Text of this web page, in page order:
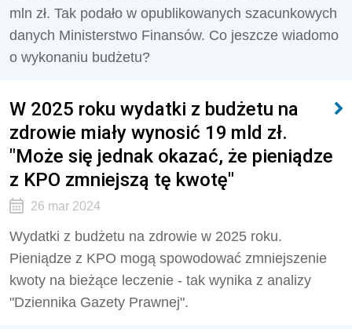
mln zł. Tak podało w opublikowanych szacunkowych
danych Ministerstwo Finansów. Co jeszcze wiadomo
o wykonaniu budżetu?
W 2025 roku wydatki z budżetu na
zdrowie miały wynosić 19 mld zł.
"Może się jednak okazać, że pieniądze
z KPO zmniejszą tę kwotę"
26 mar 2024
Wydatki z budżetu na zdrowie w 2025 roku.
Pieniądze z KPO mogą spowodować zmniejszenie
kwoty na bieżące leczenie - tak wynika z analizy
"Dziennika Gazety Prawnej".